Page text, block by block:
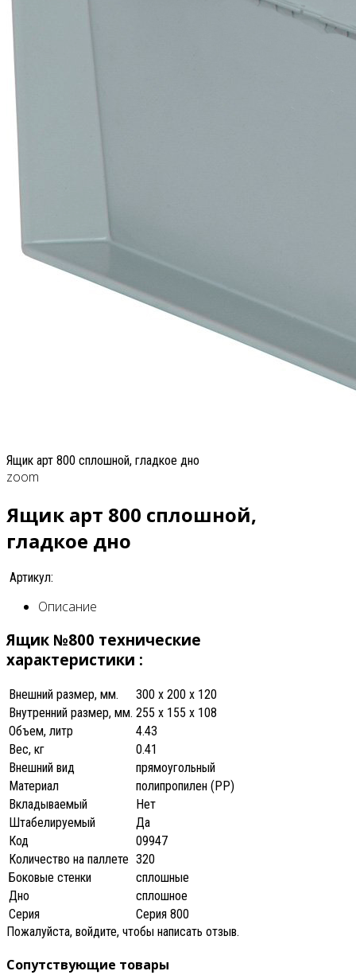
Ящик арт 800 сплошной, гладкое дно
zoom
Ящик арт 800 сплошной,
гладкое дно
Артикул:
Описание
Ящик №800 технические
характеристики :
Внешний размер, мм.
300 x 200 x 120
Внутренний размер, мм. 255 x 155 x 108
Объем, литр
4.43
Вес, кг
0.41
Внешний вид
прямоугольный
Материал
полипропилен (PP)
Вкладываемый
Нет
Штабелируемый
Да
Код
09947
Количество на паллете 320
Боковые стенки
сплошные
Дно
сплошное
Серия
Серия 800
Пожалуйста, войдите, чтобы написать отзыв.
Сопутствующие товары